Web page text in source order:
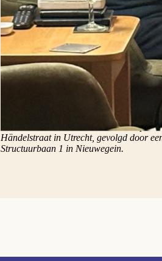
'Een medebroeder op wie je aan kon'
Hij was, zo getuigt de DLN, een
een noeste werker en een man zonder
in zijn condoleance: “Hans Beemer
Utrecht in het bijzonder. Hij verdient een
De uitvaart van Hans Beemer vond
Händelstraat in Utrecht, gevolgd door
Structuurbaan 1 in Nieuwegein.